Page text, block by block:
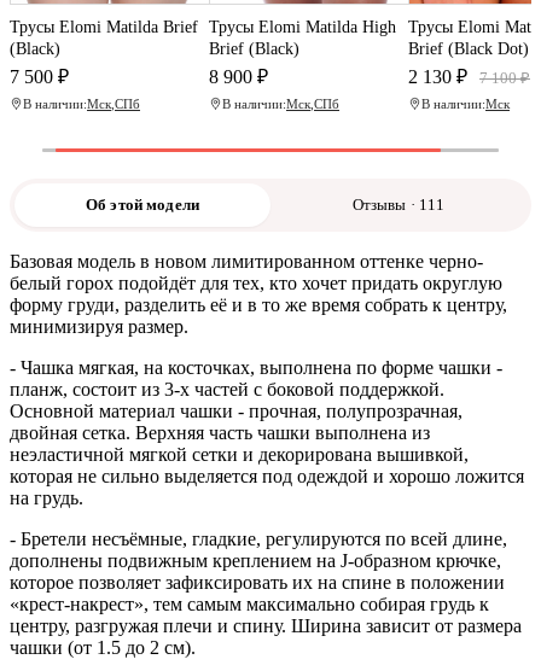
Трусы Elomi Matilda Brief
(Black)
7 500 ₽
В наличии:Мск СПб
Трусы Elomi Matilda High
Brief (Black)
8 900 ₽
В наличии:Мск СПб
Трусы Elomi
Brief (Black Dot)
2 130 ₽ 7 100 ₽
В наличии:Мск
Об этой модели Отзывы · 111
Базовая модель в новом лимитированном оттенке черно-
белый горох подойдёт для тех, кто хочет придать округлую
форму груди, разделить её и в то же время собрать к центру,
минимизируя размер.
- Чашка мягкая, на косточках, выполнена по форме чашки -
планж, состоит из 3-х частей с боковой поддержкой.
Основной материал чашки - прочная, полупрозрачная,
двойная сетка. Верхняя часть чашки выполнена из
неэластичной мягкой сетки и декорирована вышивкой,
которая не сильно выделяется под одеждой и хорошо ложится
на грудь.
- Бретели несъёмные, гладкие, регулируются по всей длине,
дополнены подвижным креплением на J-образном крючке,
которое позволяет зафиксировать их на спине в положении
«крест-накрест», тем самым максимально собирая грудь к
центру, разгружая плечи и спину. Ширина зависит от размера
чашки (от 1.5 до 2 см).